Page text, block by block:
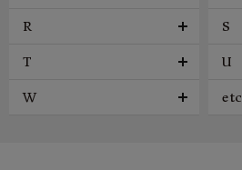
R S
T U
W etc